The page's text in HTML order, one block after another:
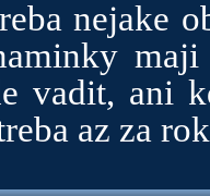
nejake
maji
vadit, ani
az za